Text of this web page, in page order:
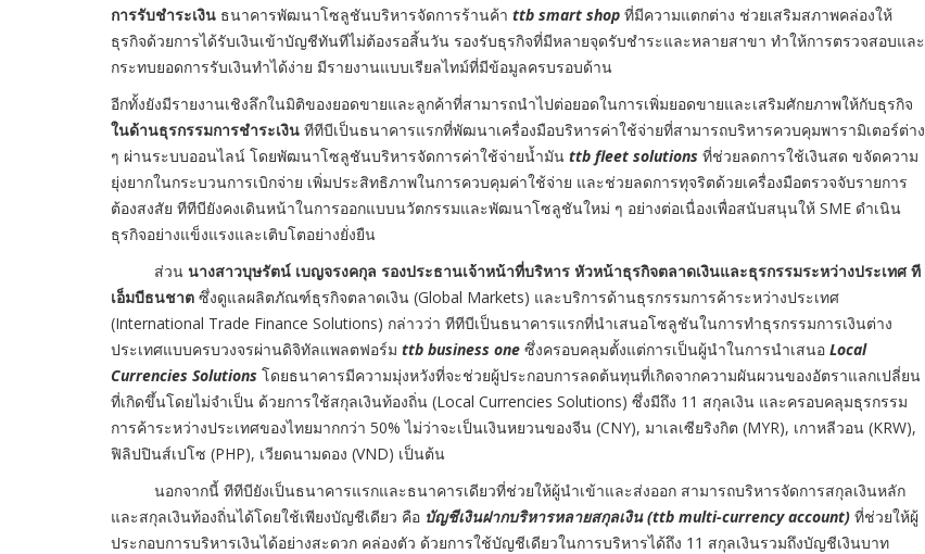
การรับชำระเงิน ธนาคารพัฒนาโซลูชันบริหารจัดการร้านค้า ttb smart shop ที่มีความแตกต่าง ช่วยเสริมสภาพคล่องให้
ธุรกิจด้วยการได้รับเงินเข้าบัญชีทันทีไม่ต้องรอสิ้นวัน รองรับธุรกิจที่มีหลายจุดรับชำระและหลายสาขา ทำให้การตรวจสอบและ
กระทบยอดการรับเงินทำได้ง่าย มีรายงานแบบเรียลไทม์ที่มีข้อมูลครบรอบด้าน
อีกทั้งยังมีรายงานเชิงลึกในมิติของยอดขายและลูกค้าที่สามารถนำไปต่อยอดในการเพิ่มยอดขายและเสริมศักยภาพให้กับธุรกิจ
ในด้านธุรกรรมการชำระเงิน ทีทีบีเป็นธนาคารแรกที่พัฒนาเครื่องมือบริหารค่าใช้จ่ายที่สามารถบริหารควบคุมพารามิเตอร์ต่าง
ๆ ผ่านระบบออนไลน์ โดยพัฒนาโซลูชันบริหารจัดการค่าใช้จ่ายน้ำมัน ttb fleet solutions ที่ช่วยลดการใช้เงินสด ขจัดความ
ยุ่งยากในกระบวนการเบิกจ่าย เพิ่มประสิทธิภาพในการควบคุมค่าใช้จ่าย และช่วยลดการทุจริตด้วยเครื่องมือตรวจจับรายการ
ต้องสงสัย ทีทีบียังคงเดินหน้าในการออกแบบนวัตกรรมและพัฒนาโซลูชันใหม่ ๆ อย่างต่อเนื่องเพื่อสนับสนุนให้ SME ดำเนิน
ธุรกิจอย่างแข็งแรงและเติบโตอย่างยั่งยืน
ส่วน นางสาวบุษรัตน์ เบญจรงคกุล รองประธานเจ้าหน้าที่บริหาร หัวหน้าธุรกิจตลาดเงินและธุรกรรมระหว่างประเทศ ที
เอ็มบีธนชาต ซึ่งดูแลผลิตภัณฑ์ธุรกิจตลาดเงิน (Global Markets) และบริการด้านธุรกรรมการค้าระหว่างประเทศ
(International Trade Finance Solutions) กล่าวว่า ทีทีบีเป็นธนาคารแรกที่นำเสนอโซลูชันในการทำธุรกรรมการเงินต่าง
ประเทศแบบครบวงจรผ่านดิจิทัลแพลตฟอร์ม ttb business one ซึ่งครอบคลุมตั้งแต่การเป็นผู้นำในการนำเสนอ Local
Currencies Solutions โดยธนาคารมีความมุ่งหวังที่จะช่วยผู้ประกอบการลดต้นทุนที่เกิดจากความผันผวนของอัตราแลกเปลี่ยน
ที่เกิดขึ้นโดยไม่จำเป็น ด้วยการใช้สกุลเงินท้องถิ่น (Local Currencies Solutions) ซึ่งมีถึง 11 สกุลเงิน และครอบคลุมธุรกรรม
การค้าระหว่างประเทศของไทยมากกว่า 50% ไม่ว่าจะเป็นเงินหยวนของจีน (CNY), มาเลเซียริงกิต (MYR), เกาหลีวอน (KRW),
ฟิลิปปินส์เปโซ (PHP), เวียดนามดอง (VND) เป็นต้น
นอกจากนี้ ทีทีบียังเป็นธนาคารแรกและธนาคารเดียวที่ช่วยให้ผู้นำเข้าและส่งออก สามารถบริหารจัดการสกุลเงินหลัก
และสกุลเงินท้องถิ่นได้โดยใช้เพียงบัญชีเดียว คือ บัญชีเงินฝากบริหารหลายสกุลเงิน (ttb multi-currency account) ที่ช่วยให้ผู้
ประกอบการบริหารเงินได้อย่างสะดวก คล่องตัว ด้วยการใช้บัญชีเดียวในการบริหารได้ถึง 11 สกุลเงินรวมถึงบัญชีเงินบาท